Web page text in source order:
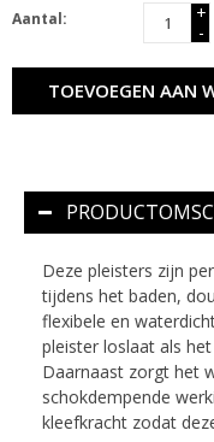
Aantal:
+
-
TOEVOEGEN AAN
Deze pleisters zijn
tijdens het baden,
flexibele en
pleister loslaat als
Daarnaast zorgt het
schokdempende
kleefkracht zodat